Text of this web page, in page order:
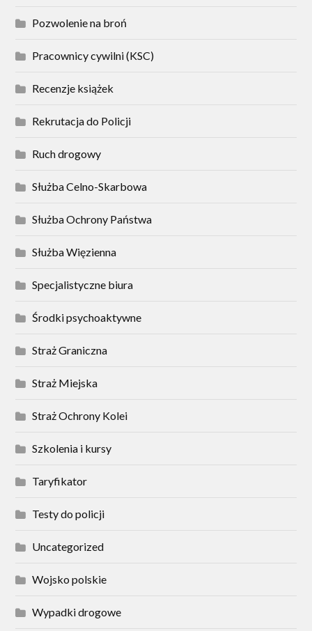
Pozwolenie na broń
Pracownicy cywilni (KSC)
Recenzje książek
Rekrutacja do Policji
Ruch drogowy
Służba Celno-Skarbowa
Służba Ochrony Państwa
Służba Więzienna
Specjalistyczne biura
Środki psychoaktywne
Straż Graniczna
Straż Miejska
Straż Ochrony Kolei
Szkolenia i kursy
Taryfikator
Testy do policji
Uncategorized
Wojsko polskie
Wypadki drogowe